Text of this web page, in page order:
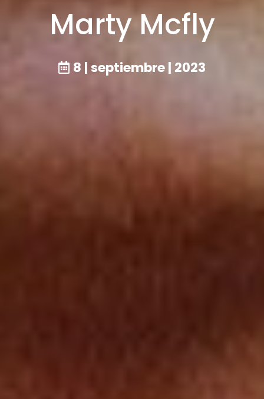
8 | septiembre | 2023
Marty Mcfly